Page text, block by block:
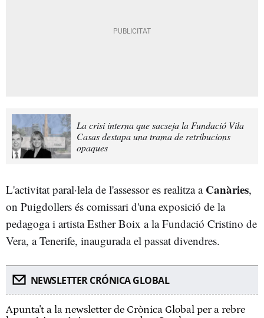
La crisi interna que sacseja la Fundació Vila
Casas destapa una trama de retribucions
opaques
L'activitat paral·lela de l'assessor es realitza a Canàries,
on Puigdollers és comissari d'una exposició de la
pedagoga i artista Esther Boix a la Fundació Cristino de
Vera, a Tenerife, inaugurada el passat divendres.
NEWSLETTER CRÓNICA GLOBAL
Apunta't a la newsletter de Crònica Global per a rebre